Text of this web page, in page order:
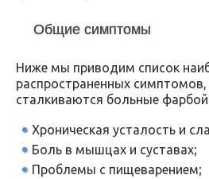
Общие симптомы
Ниже мы приводим список
распространенных
сталкиваются больные
Хроническая усталость и
Боль в мышцах и суставах;
Проблемы с пищеварением;